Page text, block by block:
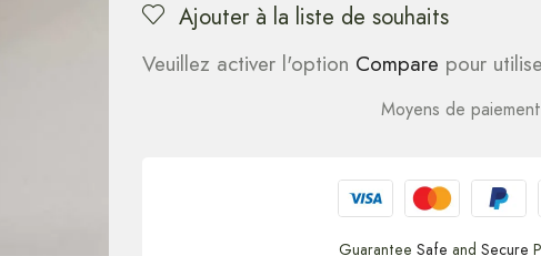
Ajouter à la liste de souhaits
Veuillez activer l'option Compare pour
Moyens de
Guarantee Safe and Secure